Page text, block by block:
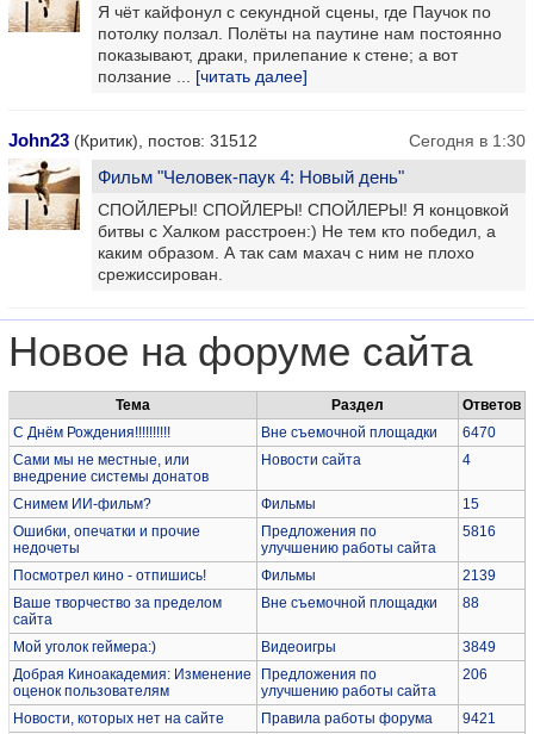
Я чёт кайфонул с секундной сцены, где Паучок по
потолку ползал. Полёты на паутине нам постоянно
показывают, драки, прилепание к стене; а вот
ползание ... [читать далее]
John23 (Критик), постов: 31512 Сегодня в 1:30
Фильм "Человек-паук 4: Новый день"
СПОЙЛЕРЫ! СПОЙЛЕРЫ! СПОЙЛЕРЫ! Я концовкой
битвы с Халком расстроен:) Не тем кто победил, а
каким образом. А так сам махач с ним не плохо
срежиссирован.
Новое на форуме сайта
Тема Раздел
Ответов
С Днём Рождения!!!!!!!!!!
Вне съемочной площадки
6470
Сами мы не местные, или
внедрение системы донатов
Новости сайта 4
Снимем ИИ-фильм? Фильмы
15
Ошибки, опечатки и прочие
недочеты
Предложения по
улучшению работы сайта
5816
Посмотрел кино - отпишись! Фильмы
2139
Ваше творчество за пределом
сайта
Вне съемочной площадки 88
Мой уголок геймера:) Видеоигры
3849
Добрая Киноакадемия: Изменение
оценок пользователям
Предложения по
улучшению работы сайта
206
Новости, которых нет на сайте Правила работы форума 9421